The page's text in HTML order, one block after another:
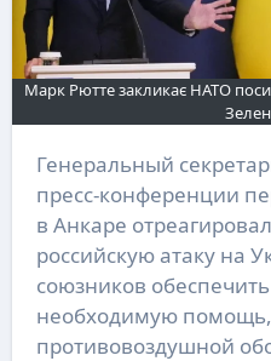
Марк Рютте закликає НАТО
Генеральный секретарь НАТО Марк Рютте на
пресс-конференции
в Анкаре
российскую атаку на
союзников
необходимую помощь,
противовоздушной